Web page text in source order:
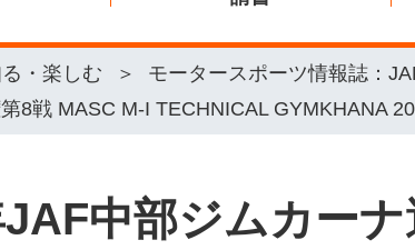
・楽しむ モータースポーツ情報誌：
8戦 MASC M-I TECHNICAL GYMKHANA
中部ジムカー